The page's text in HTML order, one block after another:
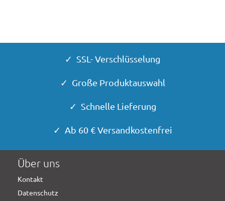
✓ SSL- Verschlüsselung
✓ Große Produktauswahl
✓ Schnelle Lieferung
✓ Ab 60 € Versandkostenfrei
Über uns
Kontakt
Datenschutz